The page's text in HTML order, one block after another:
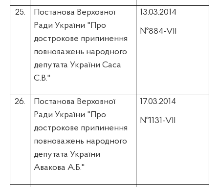
25.
Постанова Верховної
Ради України "Про
дострокове припинення
повноважень народного
депутата УкраїниСаса
С.В."
13.03.2014
№884-VII
26.
Постанова Верховної
Ради України "Про
дострокове припинення
повноважень народного
депутата України
Авакова А.Б."
17.03.2014
№1131-VII